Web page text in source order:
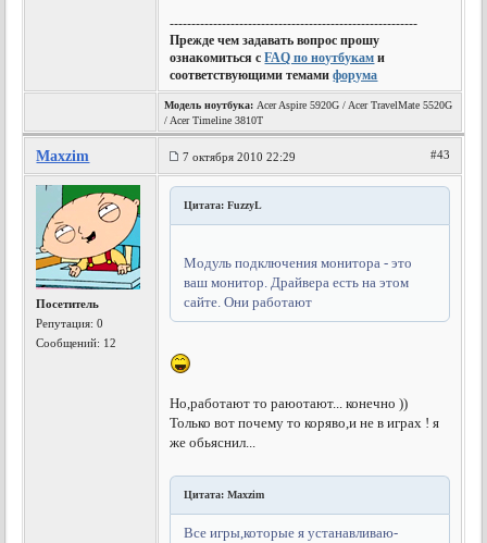
---------------------------------------------------------
Прежде чем задавать вопрос прошу
ознакомиться сFAQ по ноутбукам и
соответствующими темамифорума
Модель ноутбука: Acer Aspire 5920G / Acer TravelMate 5520G
/ Acer Timeline 3810T
Maxzim 7 октября 2010 22:29 #43
Посетитель
Репутация:0
Сообщений: 12
Цитата: FuzzyL
Модуль подключения монитора - это
ваш монитор. Драйвера есть на этом
сайте. Они работают
Но,работают то раюотают... конечно ))
Только вот почему то коряво,и не в играх ! я
же обьяснил...
Цитата: Maxzim
Все игры,которые я устанавливаю-